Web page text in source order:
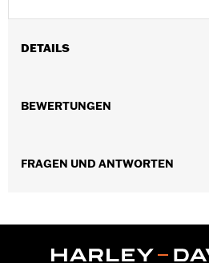
DETAILS
diese sind serienmäßig mit
Separat erhältlich:Radeinbaukit,
Felgendimension:19
BEWERTUNGEN
FRAGEN UND ANTWORTEN